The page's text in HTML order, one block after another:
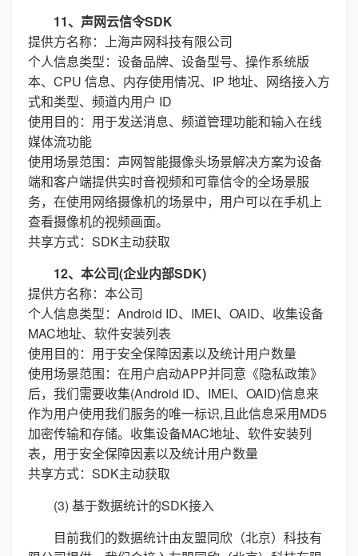
11、声网云信令SDK
提供方名称：上海声网科技有限公司
个人信息类型：设备品牌、设备型号、操作系统版
本、CPU 信息、内存使用情况、IP 地址、网络接入方
式和类型、频道内用户 ID
使用目的：用于发送消息、频道管理功能和输入在线
媒体流功能
使用场景范围：声网智能摄像头场景解决方案为设备
端和客户端提供实时音视频和可靠信令的全场景服
务，在使用网络摄像机的场景中，用户可以在手机上
查看摄像机的视频画面。
共享方式：SDK主动获取
12、本公司(企业内部SDK)
提供方名称：本公司
个人信息类型：Android ID、IMEI、OAID、收集设备
MAC地址、软件安装列表
使用目的：用于安全保障因素以及统计用户数量
使用场景范围：在用户启动APP并同意《隐私政策》
后，我们需要收集(Android ID、IMEI、OAID)信息来
作为用户使用我们服务的唯一标识,且此信息采用MD5
加密传输和存储。收集设备MAC地址、软件安装列
表，用于安全保障因素以及统计用户数量
共享方式：SDK主动获取
(3) 基于数据统计的SDK接入
目前我们的数据统计由友盟同欣（北京）科技有